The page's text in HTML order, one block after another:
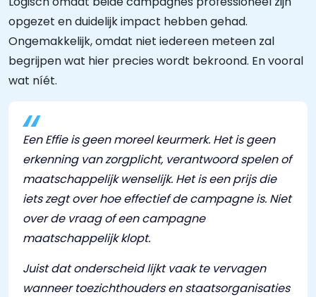
opgezet en duidelijk impact hebben gehad.
Ongemakkelijk, omdat niet iedereen meteen zal
begrijpen wat hier precies wordt bekroond. En vooral
wat níét.
Een Effie is geen moreel keurmerk. Het is geen
erkenning van zorgplicht, verantwoord spelen of
maatschappelijk wenselijk. Het is een prijs die
iets zegt over hoe effectief de campagne is. Niet
over de vraag of een campagne
maatschappelijk klopt.
Juist dat onderscheid lijkt vaak te vervagen
wanneer toezichthouders en staatsorganisaties